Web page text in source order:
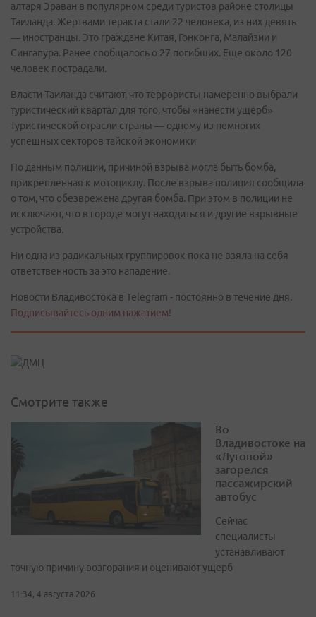
алтаря Эраван в популярном среди туристов районе столицы
Таиланда. Жертвами теракта стали 22 человека, из них девять
— иностранцы. Это граждане Китая, Гонконга, Малайзии и
Сингапура. Ранее сообщалось о 27 погибших. Еще около 120
человек пострадали.
Власти Таиланда считают, что террористы намеренно выбрали
туристический квартал для того, чтобы «нанести ущерб»
туристической отрасли страны — одному из немногих
успешных секторов тайской экономики
По данным полиции, причиной взрыва могла быть бомба,
прикрепленная к мотоциклу. После взрыва полиция сообщила
о том, что обезврежена другая бомба. При этом в полиции не
исключают, что в городе могут находиться и другие взрывные
устройства.
Ни одна из радикальных группировок пока не взяла на себя
ответственность за это нападение.
Новости Владивостока в Telegram - постоянно в течение дня.
Подписывайтесь одним нажатием!
Смотрите также
Во
Владивостоке на
«Луговой»
загорелся
пассажирский
автобус
Сейчас
специалисты
устанавливают
точную причину возгорания и оценивают ущерб
11:34, 4 августа 2026